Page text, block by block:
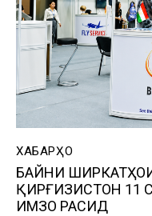
ХАБАРҲО
БАЙНИ
ҚИРҒИЗИСТОН 11
ИМЗО РАСИД